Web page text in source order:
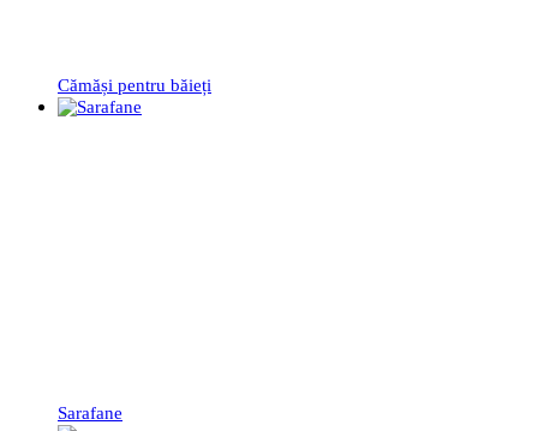
Cămăși pentru băieți
Sarafane